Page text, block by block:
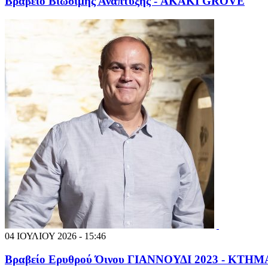
04 ΙΟΥΛΙΟΥ 2026 - 15:46
Βραβείο Ερυθρού Όινου ΓΙΑΝΝΟΥΔΙ 2023 -